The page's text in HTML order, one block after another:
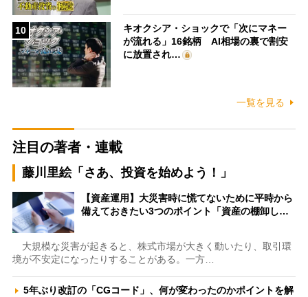
10
キオクシア・ショックで「次にマネー
が流れる」16銘柄 AI相場の裏で割安
に放置され…
一覧を見る
注目の著者・連載
藤川里絵「さあ、投資を始めよう！」
【資産運用】大災害時に慌てないために平時から
備えておきたい3つのポイント「資産の棚卸し…
大規模な災害が起きると、株式市場が大きく動いたり、取引環
境が不安定になったりすることがある。一方…
5年ぶり改訂の「CGコード」、何が変わったのかポイントを解